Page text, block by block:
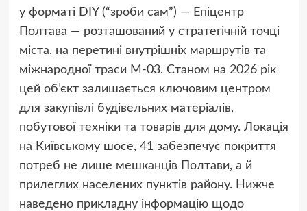
у форматі DIY (“зроби сам”) — Епіцентр
Полтава — розташований у стратегічній точці
міста, на перетині внутрішніх маршрутів та
міжнародної траси М-03. Станом на 2026 рік
цей об’єкт залишається ключовим центром
для закупівлі будівельних матеріалів,
побутової техніки та товарів для дому. Локація
на Київському шосе, 41 забезпечує покриття
потреб не лише мешканців Полтави, а й
прилеглих населених пунктів району. Нижче
наведено прикладну інформацію щодо